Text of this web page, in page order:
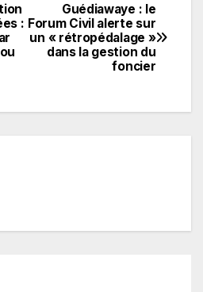
Guédiawaye : le
Forum Civil alerte sur
un « rétropédalage »
dans la gestion du
foncier
: